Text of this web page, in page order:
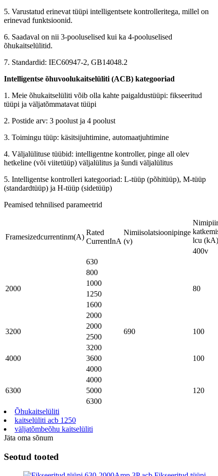
5. Varustatud erinevat tüüpi intelligentsete kontrolleritega, millel on
erinevad funktsioonid.
6. Saadaval on nii 3-pooluselised kui ka 4-pooluselised
õhukaitselülitid.
7. Standardid: IEC60947-2, GB14048.2
Intelligentse õhuvoolukaitselüliti (ACB) kategooriad
1. Meie õhukaitselüliti võib olla kahte paigaldustüüpi: fikseeritud
tüüpi ja väljatõmmatavat tüüpi
2. Postide arv: 3 poolust ja 4 poolust
3. Toimingu tüüp: käsitsijuhtimine, automaatjuhtimine
4. Väljalülituse tüübid: intelligentne kontroller, pinge all olev
hetkeline (või viitetüüp) väljalülitus ja šundi väljalülitus
5. Intelligentse kontrolleri kategooriad: L-tüüp (põhitüüp), M-tüüp
(standardtüüp) ja H-tüüp (sidetüüp)
Peamised tehnilised parameetrid
Framesizedcurrentinm(A)
Rated
CurrentInA
Nimiisolatsioonipinge
(v)
lcu (kA)
400v
2000
630
690
80
800
1000
1250
1600
2000
3200
2000
100
2500
4000
3200
100
3600
4000
6300
4000
120
5000
6300
Õhukaitselüliti
kaitselüliti acb 1250
väljatõmbeõhu kaitselüliti
Jäta oma sõnum
Seotud tooted